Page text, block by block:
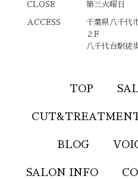
CLOSE 第三火曜日
ACCESS
千葉県八千代
２F
八千代台駅徒
TOP
BLOG
SALON INFO